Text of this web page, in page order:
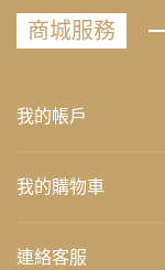
商城服務
我的帳戶
我的購物車
連絡客服